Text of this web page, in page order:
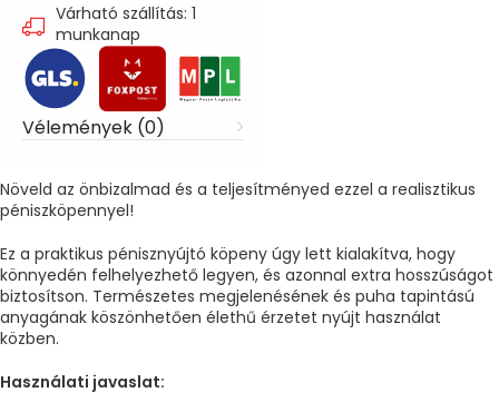
Várható szállítás: 1
munkanap
Vélemények (0)
Növeld az önbizalmad és a teljesítményed ezzel a realisztikus
péniszköpennyel!
Ez a praktikus pénisznyújtó köpeny úgy lett kialakítva, hogy
könnyedén felhelyezhető legyen, és azonnal extra hosszúságot
biztosítson. Természetes megjelenésének és puha tapintású
anyagának köszönhetően élethű érzetet nyújt használat
közben.
Használati javaslat: